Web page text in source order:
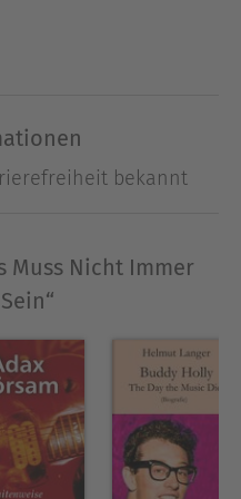
Erfolge, wie z.B. die
"Es Muss Nicht
bekannt
Muss Nicht Immer